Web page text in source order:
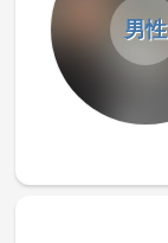
男性